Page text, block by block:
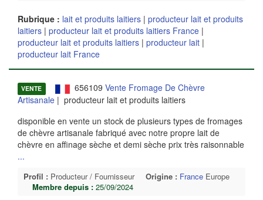
Rubrique : lait et produits laitiers | producteur lait et produits
laitiers | producteur lait et produits laitiers France |
producteur lait et produits laitiers | producteur lait |
producteur lait France
VENTE 656109 Vente Fromage De Chèvre
Artisanale | producteur lait et produits laitiers
disponible en vente un stock de plusieurs types de fromages
de chèvre artisanale fabriqué avec notre propre lait de
chèvre en affinage sèche et demi sèche prix très raisonnable
...
Profil : Producteur / Fournisseur Origine : France Europe
Membre depuis : 25/09/2024